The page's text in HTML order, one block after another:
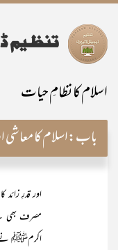
اسلام کا نظامِ حیات
باب:اسلام کا
اور قدرِ زائد
مصرف بھی
اکرمﷺ نے